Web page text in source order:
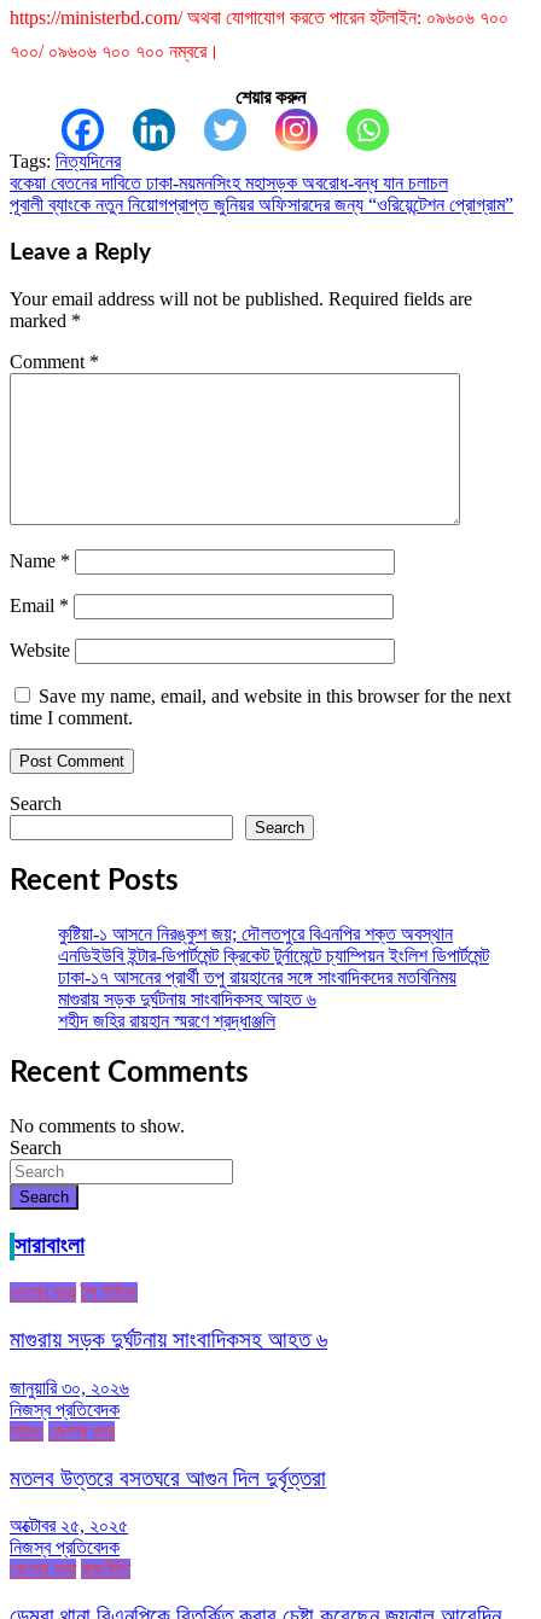
https://ministerbd.com/ অথবা যোগাযোগ করতে পারেন হটলাইন: ০৯৬০৬ ৭০০
৭০০/ ০৯৬০৬ ৭০০ ৭০০ নম্বরে।
শেয়ার করুন
Tags: নিত্যদিনের
Post
navigation
বকেয়া বেতনের দাবিতে ঢাকা-ময়মনসিংহ মহাসড়ক অবরোধ-বন্ধ যান চলাচল
পূবালী ব্যাংকে নতুন নিয়োগপ্রাপ্ত জুনিয়র অফিসারদের জন্য “ওরিয়েন্টেশন প্রোগ্রাম”
Leave a Reply
Your email address will not be published. Required fields are
marked *
Comment *
Name *
Email *
Website
Save my name, email, and website in this browser for the next
time I comment.
Search
Search
Recent Posts
কুষ্টিয়া-১ আসনে নিরঙ্কুশ জয়; দৌলতপুরে বিএনপির শক্ত অবস্থান
এনডিইউবি ইন্টার-ডিপার্টমেন্ট ক্রিকেট টুর্নামেন্টে চ্যাম্পিয়ন ইংলিশ ডিপার্টমেন্ট
ঢাকা-১৭ আসনের প্রার্থী তপু রায়হানের সঙ্গে সাংবাদিকদের মতবিনিময়
মাগুরায় সড়ক দুর্ঘটনায় সাংবাদিকসহ আহত ৬
শহীদ জহির রায়হান স্মরণে শ্রদ্ধাঞ্জলি
Recent Comments
No comments to show.
Search
Search
সারাবাংলা
জেলার খবর টপ নিউজ
মাগুরায় সড়ক দুর্ঘটনায় সাংবাদিকসহ আহত ৬
জানুয়ারি ৩০, ২০২৬
নিজস্ব প্রতিবেদক
আরও জেলার খবর
মতলব উত্তরে বসতঘরে আগুন দিল দুর্বৃত্তরা
অক্টোবর ২৫, ২০২৫
নিজস্ব প্রতিবেদক
জেলার খবর রাজনীতি